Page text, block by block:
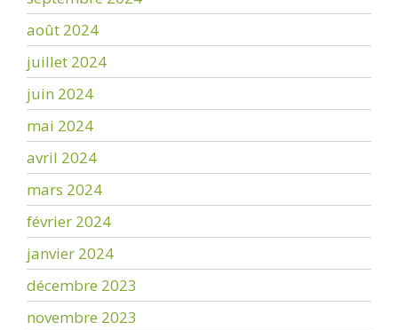
août 2024
juillet 2024
juin 2024
mai 2024
avril 2024
mars 2024
février 2024
janvier 2024
décembre 2023
novembre 2023